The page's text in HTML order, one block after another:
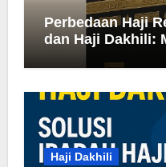
Perbedaan Haji
dan Haji Dakhili:
Haji Dakhili